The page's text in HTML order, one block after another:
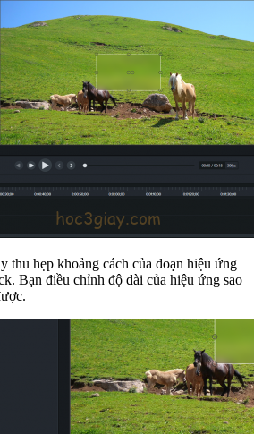
thu hẹp khoảng cách của đoạn hiệu ứng
Bạn điều chỉnh độ dài của hiệu ứng sao